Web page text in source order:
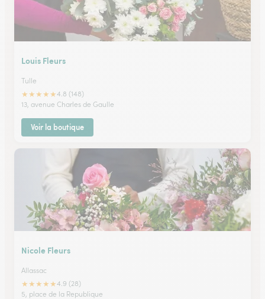
Louis Fleurs
Tulle
★★★★★4.8 (148)
13, avenue Charles de Gaulle
Voir la boutique
Nicole Fleurs
Allassac
★★★★★4.9 (28)
5, place de la Republique